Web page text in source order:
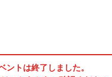
ントは終了しました。